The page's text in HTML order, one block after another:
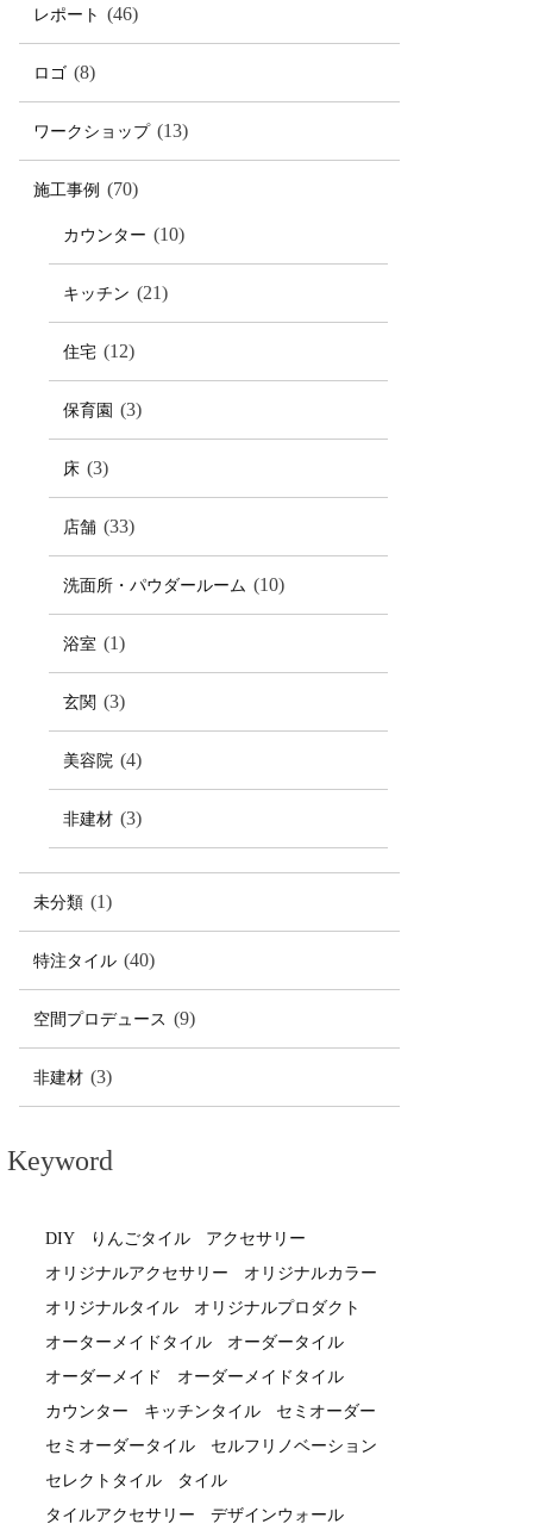
レポート (46)
ロゴ (8)
ワークショップ (13)
施工事例 (70)
カウンター (10)
キッチン (21)
住宅 (12)
保育園 (3)
床 (3)
店舗 (33)
洗面所・パウダールーム (10)
浴室 (1)
玄関 (3)
美容院 (4)
非建材 (3)
未分類 (1)
特注タイル (40)
空間プロデュース (9)
非建材 (3)
Keyword
DIY りんごタイル
アクセサリー
オリジナルアクセサリー
オリジナルカラー
オリジナルタイル
オリジナルプロダクト
オーターメイドタイル
オーダータイル
オーダーメイド
オーダーメイドタイル
カウンター
キッチンタイル
セミオーダー
セミオーダータイル
セルフリノベーション
セレクトタイル
タイル
タイルアクセサリー
デザインウォール